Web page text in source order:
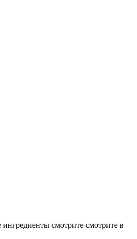
смотрите смотрите в